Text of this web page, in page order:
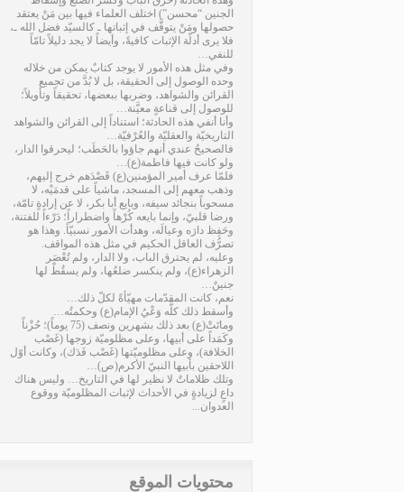
الجنين “محسن”) اختلف العلماء فيها بين مَنْ يعتقد
حصولها ومَنْ يتوقَّف في إثباتها ـ كالسيّد فضل الله ـ،
فلا يرى أدلّة الإثبات كافيةً، وأيضاً لا يجد دليلاً تامّاً
للنفي…
وفي مثل هذه الأمور لا يوجد كتابٌ يمكن من خلاله
وحده الوصول إلى الحقيقة، بل لا بُدَّ من تجميع
القرائن والشواهد، وضربها ببعضها، تحقيقاً وتأويلاً؛
للوصول إلى قناعةٍ معيَّنة…
وأنا أنفي هذه الحادثة؛ استناداً إلى القرائن والشواهد
التاريخيّة والعقليّة والعُرْفيّة…
فالصحيحُ عندي أنهم جاؤوا بالحَطَب؛ ليحرقوا الدار،
ولو كانت فيها فاطمة(ع)…
فلمّا عرف أمير المؤمنين(ع) قَصْدَهم خرج إليهم،
وذهب معهم إلى المسجد، ماشياً على قدمَيْه، لا
مسحوباً بنجائد سيفه، وبايع أبا بكر، لا عن إرادةٍ تامّة،
ورضا قلبيّ، وإنما بايعه كُرْهاً واضطراراً؛ دَرْءاً للفتنة،
وحَفِظ دارَه وعيالَه، وهدأت الأمور نسبيّاً. وهذا هو
تصرُّف العاقل الحكيم في مثل هذه المواقف.
وعليه، لم يحترق الباب، ولا الدار، ولم تُعْصَر
الزهراء(ع)، ولم ينكسر ضلعُها، ولم يسقُطْ لها
جنينٌ…
نعم، كانت المقدّمات مهيّأةً لكلّ ذلك…
وأسقط ذلك كلَّه وَعْيُ الإمام(ع) وحكمتُه…
وماتَتْ(ع) بعد ذلك بشهرين ونصف (75 يوماً)؛ حُزْناً
وكَمَداً على أبيها، وعلى مظلوميّة زوجها (غَصْب
الخلافة)، وعلى مظلوميّتها (غَصْب فَدَك)، وكانت أوّل
اللاحقين بأبيها النبيّ الأكرم(ص)…
وتلك ظلاماتٌ لا نظير لها في التاريخ… وليس هناك
داعٍ لزيادةٍ في الأحداث لإثبات المظلوميّة ووقوع
العدوان...
محتويات الموقع